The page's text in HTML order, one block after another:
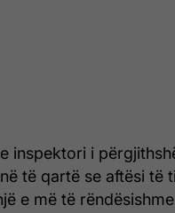
inspektori i
të qartë se aftësi të
e më të